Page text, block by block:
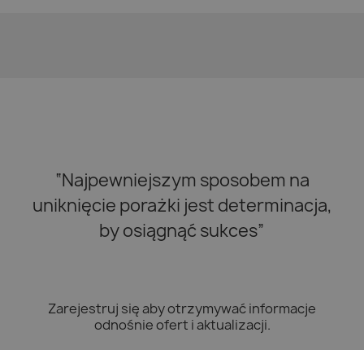
“Najpewniejszym sposobem na
uniknięcie porażki jest determinacja,
by osiągnąć sukces”
Zarejestruj się aby otrzymywać informacje
odnośnie ofert i aktualizacji.